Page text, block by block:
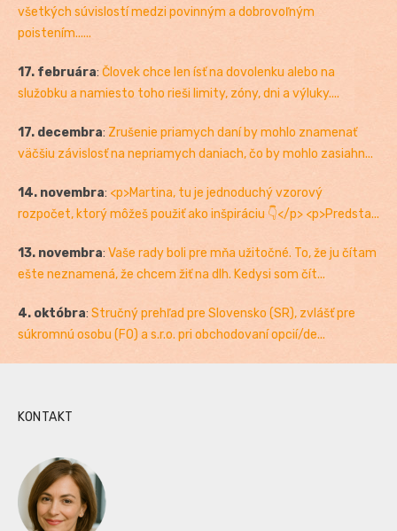
všetkých súvislostí medzi povinným a dobrovoľným
poistením......
17. februára: Človek chce len ísť na dovolenku alebo na
služobku a namiesto toho rieši limity, zóny, dni a výluky....
17. decembra: Zrušenie priamych daní by mohlo znamenať
väčšiu závislosť na nepriamych daniach, čo by mohlo zasiahn...
14. novembra: <p>Martina, tu je jednoduchý vzorový
rozpočet, ktorý môžeš použiť ako inšpiráciu 👇</p> <p>Predsta...
13. novembra: Vaše rady boli pre mňa užitočné. To, že ju čítam
ešte neznamená, že chcem žiť na dlh. Kedysi som čít...
4. októbra: Stručný prehľad pre Slovensko (SR), zvlášť pre
súkromnú osobu (FO) a s.r.o. pri obchodovaní opcií/de...
KONTAKT